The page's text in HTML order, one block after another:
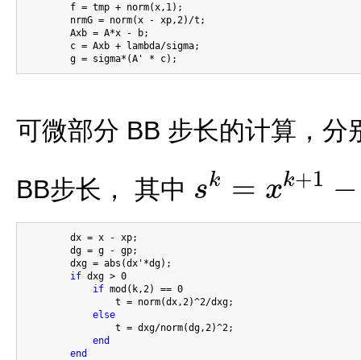
        f = tmp + norm(x,1);
        nrmG = norm(x - xp,2)/t;
        Axb = A*x - b;
        c = Axb + lambda/sigma;
可微部分 BB 步长的计算，
BB步长， 其中 sk = xk+1 −
sk= 1−xk
        dx = x - xp;
        dg = g - gp;
        dxg = abs(dx'*dg);
if dxg > 0
if mod(k,2) == 0
                t = norm(dx,2)^2/dxg;
else
                t = dxg/norm(dg,2)^2;
end
end